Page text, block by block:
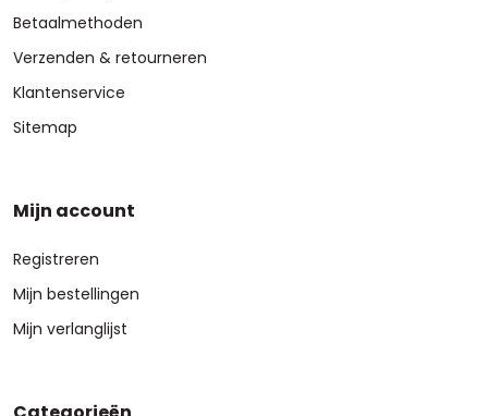
Betaalmethoden
Verzenden & retourneren
Klantenservice
Sitemap
Mijn account
Registreren
Mijn bestellingen
Mijn verlanglijst